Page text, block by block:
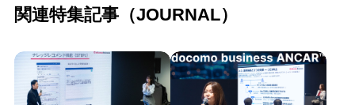
関連特集記事（JOURNAL）